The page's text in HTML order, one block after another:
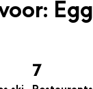
Egg
7